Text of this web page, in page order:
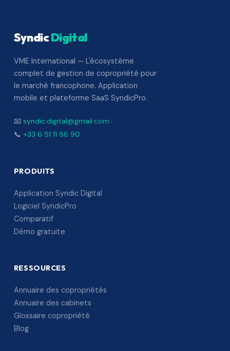
SyndicDigital
VME International — L'écosystème
complet de gestion de copropriété pour
le marché francophone. Application
mobile et plateforme SaaS SyndicPro.
📧 syndic.digital@gmail.com
📞 +33 6 51 11 56 90
PRODUITS
Application Syndic Digital
Logiciel SyndicPro
Comparatif
Démo gratuite
RESSOURCES
Annuaire des copropriétés
Annuaire des cabinets
Glossaire copropriété
Blog